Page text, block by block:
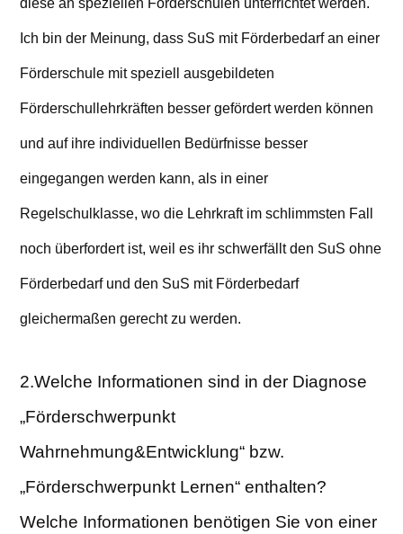
diese an speziellen Förderschulen unterrichtet werden.
Ich bin der Meinung, dass SuS mit Förderbedarf an einer
Förderschule mit speziell ausgebildeten
Förderschullehrkräften besser gefördert werden können
und auf ihre individuellen Bedürfnisse besser
eingegangen werden kann, als in einer
Regelschulklasse, wo die Lehrkraft im schlimmsten Fall
noch überfordert ist, weil es ihr schwerfällt den SuS ohne
Förderbedarf und den SuS mit Förderbedarf
gleichermaßen gerecht zu werden.
2.Welche Informationen sind in der Diagnose
„Förderschwerpunkt
Wahrnehmung&Entwicklung“ bzw.
„Förderschwerpunkt Lernen“ enthalten?
Welche Informationen benötigen Sie von einer